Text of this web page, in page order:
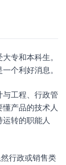
专和本科生。
个利好消息。
工程、行政管
产品的技术人
转的职能人
行政或销售类